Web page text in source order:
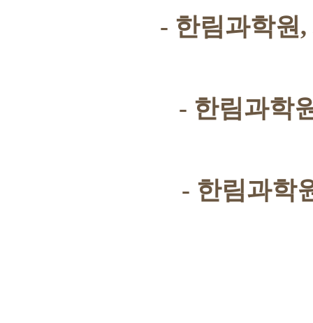
- 한림과학원,
- 한림과학
- 한림과학